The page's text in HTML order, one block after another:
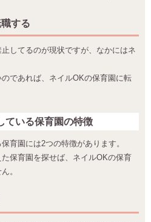
する
してるのが現状ですが、なかにはネ
であれば、ネイルOKの保育園に転
ている保育園の特徴
育園には2つの特徴があります。
保育園を探せば、ネイルOKの保育
。